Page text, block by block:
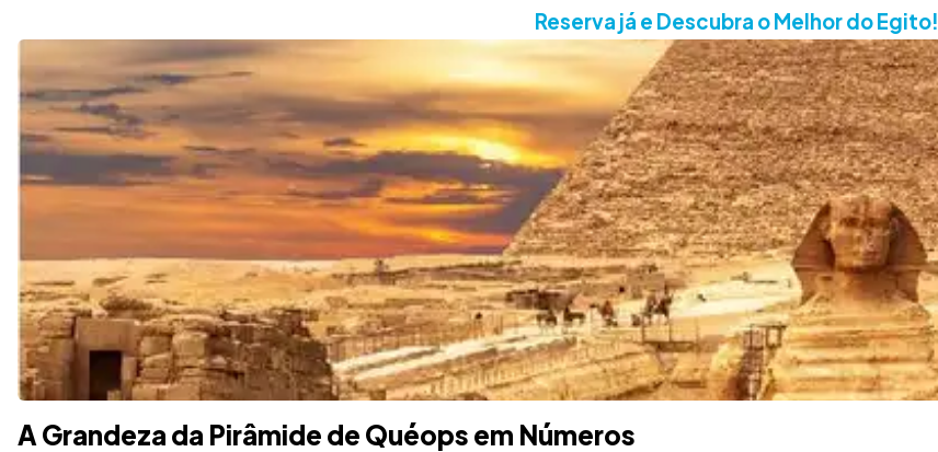
Reserva já e Descubra o Melhor do Egito!
A Grandeza da Pirâmide de Quéops em Números